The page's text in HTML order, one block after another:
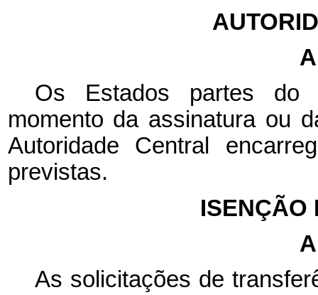
Os Estados partes do
momento da assinatura ou
Autoridade Central
previstas.
ISENÇÃO
As solicitações de